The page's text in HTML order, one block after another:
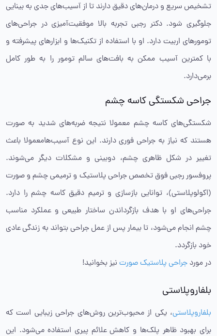
تشخیص سریع و درمان‌های دقیق دارند تا از آسیب‌های جدی به بینایی
جلوگیری شود. دکتر رجبی تجربه بالا موفقیت‌آمیزی در جراحی‌های
تومورهای اربیت دارد. او با استفاده از تکنیک‌ها و ابزارهای پیشرفته و
با کمترین آسیب ممکن به بافت‌های سالم تومور را به طور کامل
برمی‌دارد.
جراحی شکستگی کاسه چشم
شکستگی‌های کاسه چشم معمولا نتیجه ضربه‌های شدید به صورت
هستند که نیاز به جراحی فوری دارند. این نوع آسیب‌هامعمولا باعث
تغییر در شکل ظاهری چشم، دوبینی و مشکلات دیگر می‌شوند.
پروفسور رجبی فوق تخصص جراحی پلاستیک و ترمیمی چشم و صورت
(اکولوپلاستی)، توانایی بازسازی و ترمیم دقیق کاسه چشم را دارد.
جراحی‌های او با هدف بازگرداندن ساختار طبیعی و عملکرد مناسب
چشم انجام می‌شود، تا بیمار پس از عمل جراحی بتواند به زندگی عادی
خود بازگردد.
در مورد جراحی پلاستیک صورت نیز بخوانید!
بلفاروپلاستی
بلفاروپلاستی، یکی از محبوب‌ترین روش‌های جراحی زیبایی است که
برای بهبود ظاهر پلک‌ها و کاهش علائم پیری استفاده می‌شود. این